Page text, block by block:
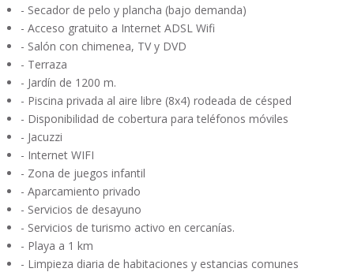
- Secador de pelo y plancha (bajo demanda)
- Acceso gratuito a Internet ADSL Wifi
- Salón con chimenea, TV y DVD
- Terraza
- Jardín de 1200 m.
- Piscina privada al aire libre (8x4) rodeada de césped
- Disponibilidad de cobertura para teléfonos móviles
- Jacuzzi
- Internet WIFI
- Zona de juegos infantil
- Aparcamiento privado
- Servicios de desayuno
- Servicios de turismo activo en cercanías.
- Playa a 1 km
- Limpieza diaria de habitaciones y estancias comunes